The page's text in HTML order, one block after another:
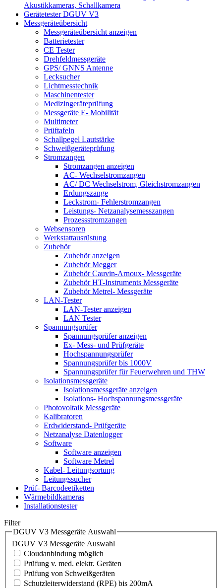
Akustikkameras, Schallkamera
Gerätetester DGUV V3
Messgeräteübersicht
Messgeräteübersicht anzeigen
Batterietester
CE Tester
Drehfeldmessgeräte
GPS/ GNNS Antenne
Lecksucher
Lichtmesstechnik
Maschinentester
Medizingeräteprüfung
Messgeräte E- Mobilität
Multimeter
Prüftafeln
Schallpegel Lautstärke
Schweißgeräteprüfung
Stromzangen
Stromzangen anzeigen
AC- Wechselstromzangen
AC/ DC Wechselstrom, Gleichstromzangen
Erdungszange
Leckstrom- Fehlerstromzangen
Leistungs- Netzanalysemesszangen
Prozessstromzangen
Websensoren
Werkstattausrüstung
Zubehör
Zubehör anzeigen
Zubehör Megger
Zubehör Cauvin-Arnoux- Messgeräte
Zubehör HT-Instruments Messgeräte
Zubehör Metrel- Messgeräte
LAN-Tester
LAN-Tester anzeigen
LAN Tester
Spannungsprüfer
Spannungsprüfer anzeigen
Ex- Mess- und Prüfgeräte
Hochspannungsprüfer
Spannungsprüfer bis 1000V
Spannungsprüfer für Feuerwehren und THW
Isolationsmessgeräte
Isolationsmessgeräte anzeigen
Isolations- Hochspannungsmessgeräte
Photovoltaik Messgeräte
Kalibratoren
Erdwiderstand- Prüfgeräte
Netzanalyse Datenlogger
Software
Software anzeigen
Software Metrel
Kabel- Leitungsortung
Leitungssucher
Prüf- Barcodeetiketten
Wärmebildkameras
Installationstester
Filter
DGUV V3 Messgeräte Auswahl
DGUV V3 Messgeräte Auswahl
Cloudanbindung möglich
Prüfung v. med. elektr. Geräten
Prüfung von Schweißgeräten
Schutzleiterwiderstand (RPE) bis 200mA